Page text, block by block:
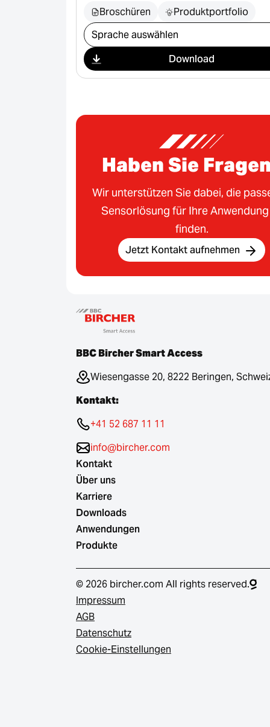
Broschüren Produktportfolio
Download auswählen
Download
Haben Sie
Wir unterstützen Sie dabei, die
Sensorlösung für Ihre Anwendung
finden.
Jetzt Kontakt aufnehmen
BBC Bircher Smart Access
Wiesengasse 20, 8222 Beringen,
Kontakt:
+41 52 687 11 11
info@bircher.com
Kontakt
Über uns
Karriere
Downloads
Anwendungen
Produkte
© 2026 bircher.com All rights reserved.
Impressum
AGB
Datenschutz
Cookie-Einstellungen